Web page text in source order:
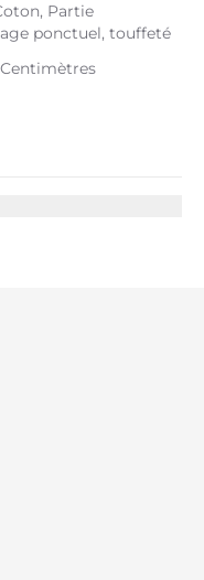
Partie
ponctuel, touffeté
Centimètres